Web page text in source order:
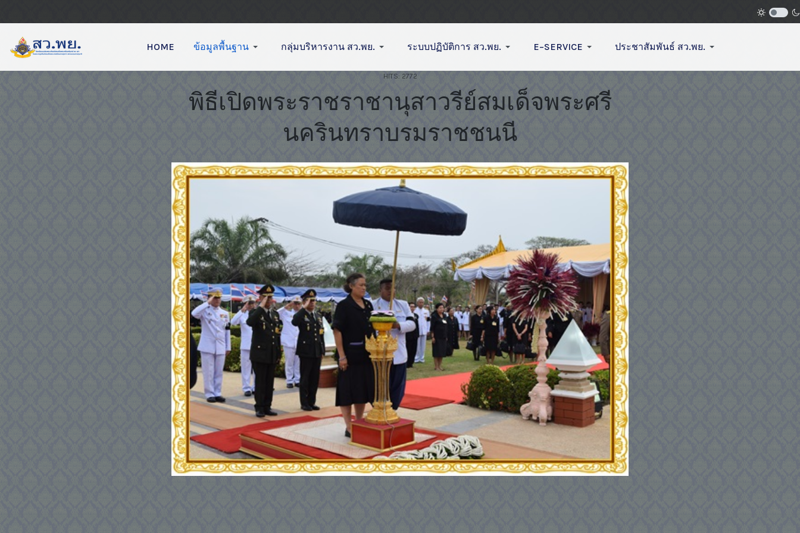
HOME ข้อมูลพื้นฐาน กลุ่มบริหารงาน สว.พย. ระบบปฏิบัติการ สว.พย. E–SERVICE ประชาสัมพันธ์ สว.พย.
HITS: 2772
พิธีเปิดพระราชราชานุสาวรีย์สมเด็จพระศรี
นครินทราบรมราชชนนี